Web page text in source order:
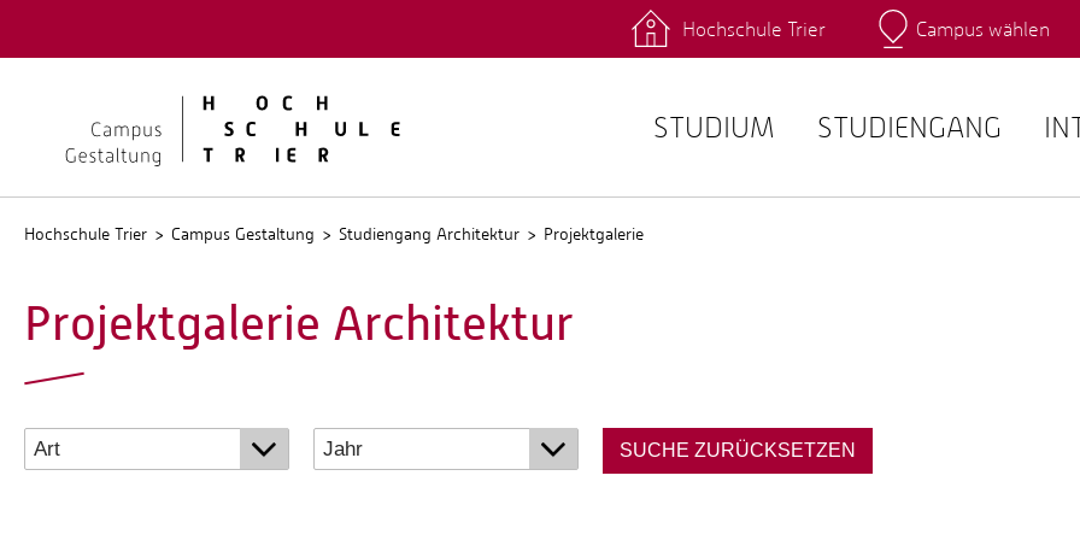
Kontakt Fachrichtungen Intranet
Hochschule Trier Campus wählen
STUDIUM STUDIENGANG
Hochschule Trier Campus Gestaltung Studiengang Architektur Projektgalerie
Projektgalerie Architektur
SUCHE ZURÜCKSETZEN